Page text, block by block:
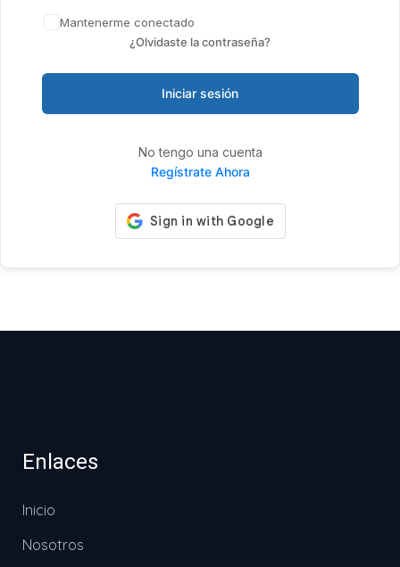
Mantenerme conectado
¿Olvidaste la contraseña?
Iniciar sesión
No tengo una cuenta
Regístrate Ahora
Enlaces
Inicio
Nosotros